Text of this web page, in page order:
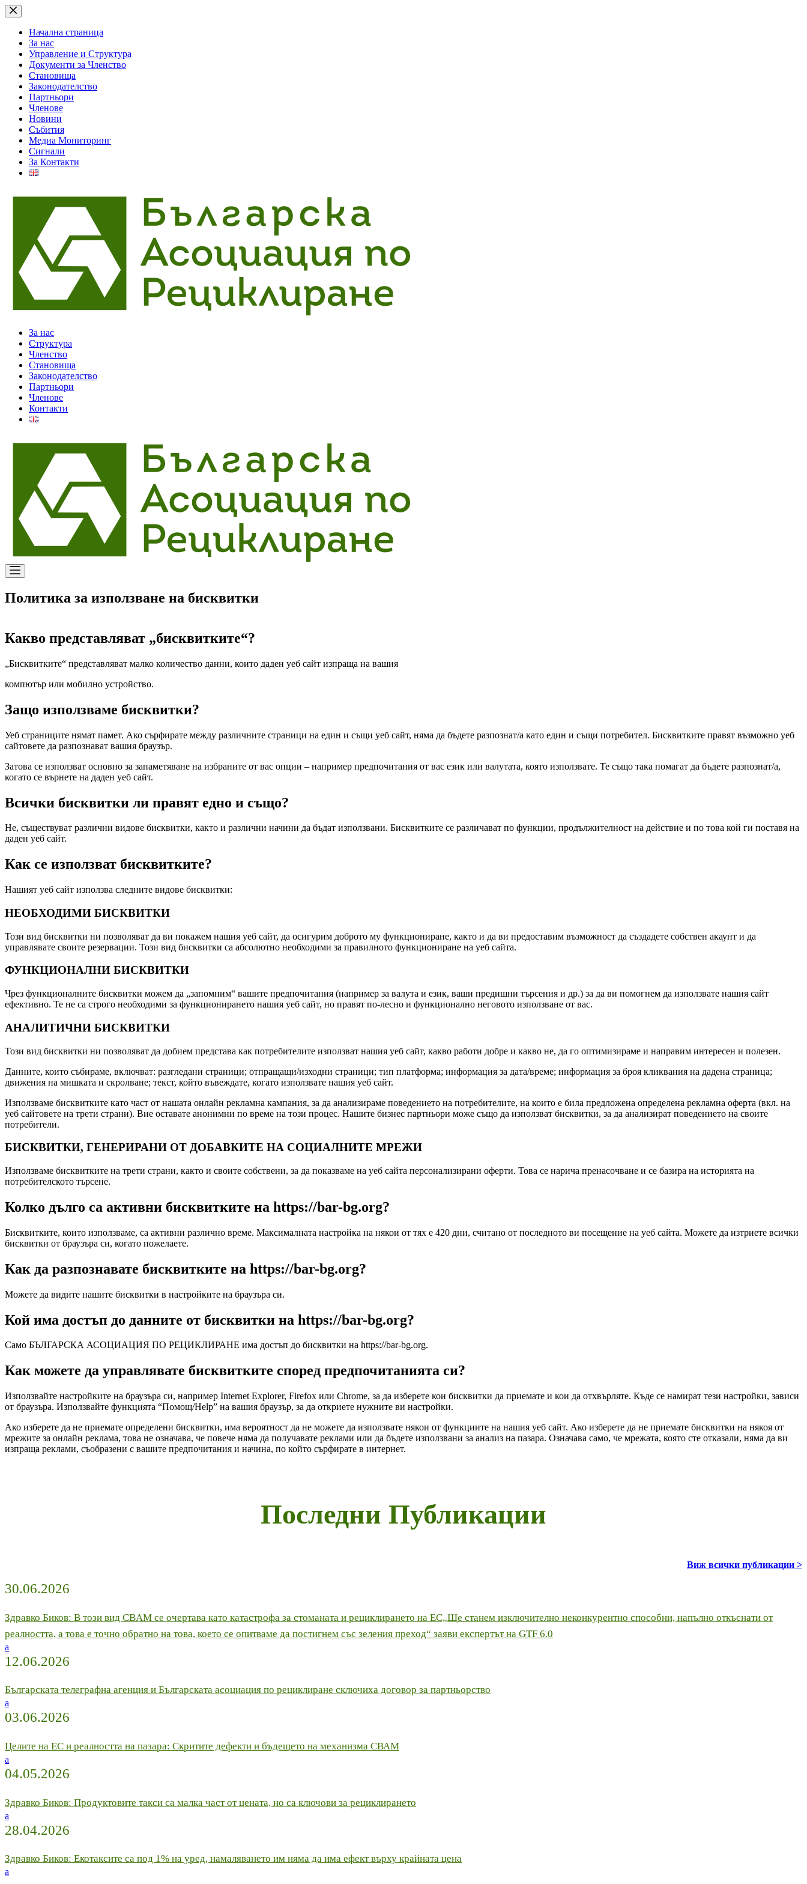
Skip
to
contentНачална страница
За нас
Управление и Структура
Документи за Членство
Становища
Законодателство
Партньори
Членове
Новини
Събития
Медиа Мониторинг
Сигнали
За Контакти
За нас
Структура
Членство
Становища
Законодателство
Партньори
Членове
Контакти
Политика за използване на бисквитки
Какво представляват „бисквитките“?
„Бисквитките“ представляват малко количество данни, които даден уеб сайт изпраща на вашия
компютър или мобилно устройство.
Защо използваме бисквитки?
Уеб страниците нямат памет. Ако сърфирате между различните страници на един и същи уеб сайт, няма да бъдете разпознат/а като един и същи потребител. Бисквитките правят възможно уеб
сайтовете да разпознават вашия браузър.
Затова се използват основно за запаметяване на избраните от вас опции – например предпочитания от вас език или валутата, която използвате. Те също така помагат да бъдете разпознат/а,
когато се върнете на даден уеб сайт.
Всички бисквитки ли правят едно и също?
Не, съществуват различни видове бисквитки, както и различни начини да бъдат използвани. Бисквитките се различават по функции, продължителност на действие и по това кой ги поставя на
даден уеб сайт.
Как се използват бисквитките?
Нашият уеб сайт използва следните видове бисквитки:
НЕОБХОДИМИ БИСКВИТКИ
Този вид бисквитки ни позволяват да ви покажем нашия уеб сайт, да осигурим доброто му функциониране, както и да ви предоставим възможност да създадете собствен акаунт и да
управлявате своите резервации. Този вид бисквитки са абсолютно необходими за правилното функциониране на уеб сайта.
ФУНКЦИОНАЛНИ БИСКВИТКИ
Чрез функционалните бисквитки можем да „запомним“ вашите предпочитания (например за валута и език, ваши предишни търсения и др.) за да ви помогнем да използвате нашия сайт
ефективно. Те не са строго необходими за функционирането нашия уеб сайт, но правят по-лесно и функционално неговото използване от вас.
АНАЛИТИЧНИ БИСКВИТКИ
Този вид бисквитки ни позволяват да добием представа как потребителите използват нашия уеб сайт, какво работи добре и какво не, да го оптимизираме и направим интересен и полезен.
Данните, които събираме, включват: разгледани страници; отпращащи/изходни страници; тип платформа; информация за дата/време; информация за броя кликвания на дадена страница;
движения на мишката и скролване; текст, който въвеждате, когато използвате нашия уеб сайт.
Използваме бисквитките като част от нашата онлайн рекламна кампания, за да анализираме поведението на потребителите, на които е била предложена определена рекламна оферта (вкл. на
уеб сайтовете на трети страни). Вие оставате анонимни по време на този процес. Нашите бизнес партньори може също да използват бисквитки, за да анализират поведението на своите
потребители.
БИСКВИТКИ, ГЕНЕРИРАНИ ОТ ДОБАВКИТЕ НА СОЦИАЛНИТЕ МРЕЖИ
Използваме бисквитките на трети страни, както и своите собствени, за да показваме на уеб сайта персонализирани оферти. Това се нарича пренасочване и се базира на историята на
потребителското търсене.
Колко дълго са активни бисквитките на https://bar-bg.org?
Бисквитките, които използваме, са активни различно време. Максималната настройка на някои от тях е 420 дни, считано от последното ви посещение на уеб сайта. Можете да изтриете всички
бисквитки от браузъра си, когато пожелаете.
Как да разпознавате бисквитките на https://bar-bg.org?
Можете да видите нашите бисквитки в настройките на браузъра си.
Кой има достъп до данните от бисквитки на https://bar-bg.org?
Само БЪЛГАРСКА АСОЦИАЦИЯ ПО РЕЦИКЛИРАНЕ има достъп до бисквитки на https://bar-bg.org.
Как можете да управлявате бисквитките според предпочитанията си?
Използвайте настройките на браузъра си, например Internet Explorer, Firefox или Chrome, за да изберете кои бисквитки да приемате и кои да отхвърляте. Къде се намират тези настройки, зависи
от браузъра. Използвайте функцията “Помощ/Help” на вашия браузър, за да откриете нужните ви настройки.
Ако изберете да не приемате определени бисквитки, има вероятност да не можете да използвате някои от функциите на нашия уеб сайт. Ако изберете да не приемате бисквитки на някоя от
мрежите за онлайн реклама, това не означава, че повече няма да получавате реклами или да бъдете използвани за анализ на пазара. Означава само, че мрежата, която сте отказали, няма да ви
изпраща реклами, съобразени с вашите предпочитания и начина, по който сърфирате в интернет.
Последни Публикации
Виж всички публикации >
30.06.2026
Здравко Биков: В този вид CBAM се очертава като катастрофа за стоманата и рециклирането на ЕС„Ще станем изключително неконкурентно способни, напълно откъснати от
реалността, а това е точно обратно на това, което се опитваме да постигнем със зеления преход“ заяви експертът на GTF 6.0
a
12.06.2026
Българската телеграфна агенция и Българската асоциация по рециклиране сключиха договор за партньорство
a
03.06.2026
Целите на ЕС и реалността на пазара: Скритите дефекти и бъдещето на механизма СВАМ
a
04.05.2026
Здравко Биков: Продуктовите такси са малка част от цената, но са ключови за рециклирането
a
28.04.2026
Здравко Биков: Екотаксите са под 1% на уред, намаляването им няма да има ефект върху крайната цена
a